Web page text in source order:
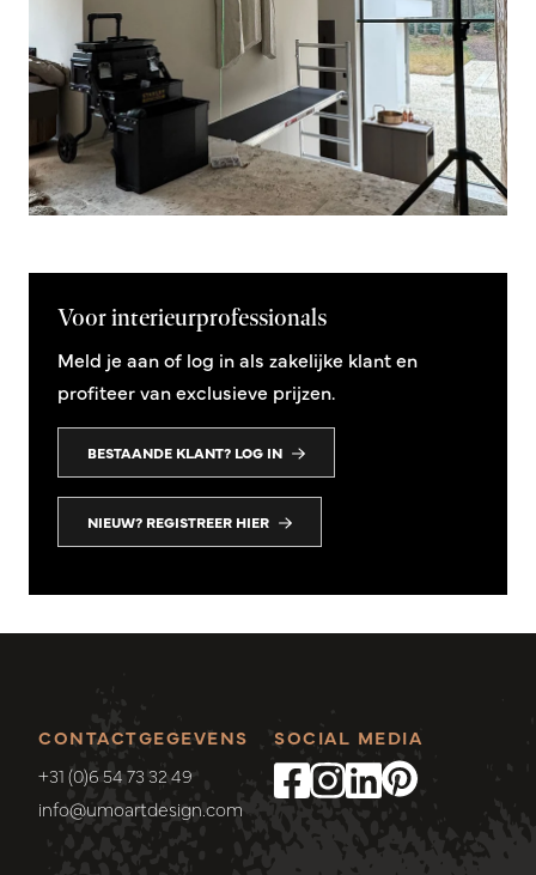
Voor interieurprofessionals
Meld je aan of log in als zakelijke klant en
profiteer van exclusieve prijzen.
BESTAANDE KLANT? LOG IN
NIEUW? REGISTREER HIER
CONTACTGEGEVENS
+31 (0)6 54 73 32 49
info@umoartdesign.com
SOCIAL MEDIA